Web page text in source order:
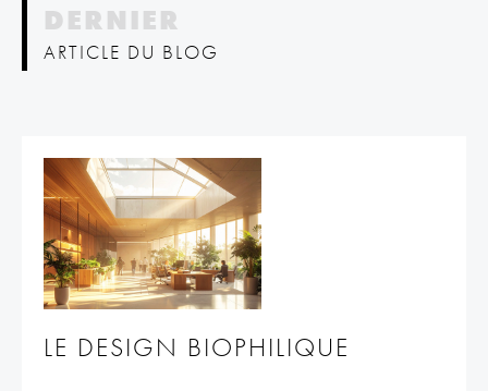
DERNIER
ARTICLE DU BLOG
LE DESIGN BIOPHILIQUE